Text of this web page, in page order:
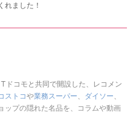
れました！
ドコモと共同で開設した、レコメン
ストコや業務スーパー、 ダイソー、
ップの隠れた名品を、コラムや動画